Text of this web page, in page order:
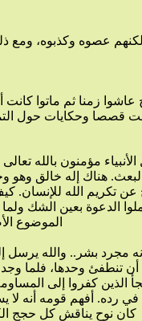
الموضوع
وأغنياؤهم.. ويستحيل أن تضمنا دعوة واحدة مع هؤلاء.
كان نوح يناقش كل حجج الكافرين بمنطق الأنبياء الكريم الوجيه. وهومنطق